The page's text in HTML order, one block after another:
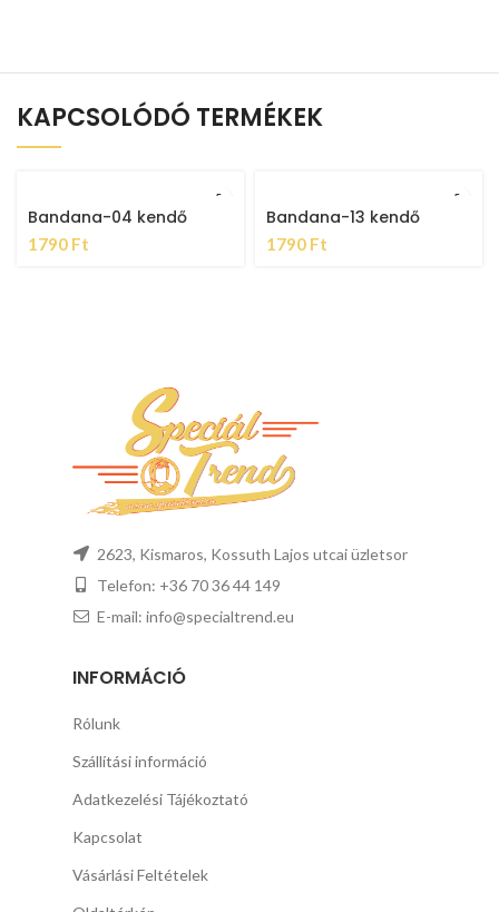
KAPCSOLÓDÓ TERMÉKEK
Bandana-04 kendő
1790 Ft
Bandana-13 kendő
1790 Ft
2623, Kismaros, Kossuth Lajos utcai üzletsor
Telefon: +36 70 36 44 149
E-mail: info@specialtrend.eu
INFORMÁCIÓ
Rólunk
Szállítási információ
Adatkezelési Tájékoztató
Kapcsolat
Vásárlási Feltételek